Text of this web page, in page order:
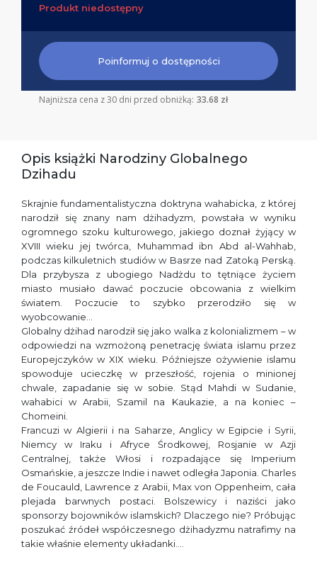
Produkt niedostępny
Poinformuj o dostępności
Najniższa cena z 30 dni przed obniżką: 33.68 zł
Opis książki Narodziny Globalnego
Dzihadu
Skrajnie fundamentalistyczna doktryna wahabicka, z której
narodził się znany nam dżihadyzm, powstała w wyniku
ogromnego szoku kulturowego, jakiego doznał żyjący w
XVIII wieku jej twórca, Muhammad ibn Abd al-Wahhab,
podczas kilkuletnich studiów w Basrze nad Zatoką Perską.
Dla przybysza z ubogiego Nadżdu to tętniące życiem
miasto musiało dawać poczucie obcowania z wielkim
światem. Poczucie to szybko przerodziło się w
wyobcowanie…
Globalny dżihad narodził się jako walka z kolonializmem – w
odpowiedzi na wzmożoną penetrację świata islamu przez
Europejczyków w XIX wieku. Późniejsze ożywienie islamu
spowoduje ucieczkę w przeszłość, rojenia o minionej
chwale, zapadanie się w sobie. Stąd Mahdi w Sudanie,
wahabici w Arabii, Szamil na Kaukazie, a na koniec –
Chomeini.
Francuzi w Algierii i na Saharze, Anglicy w Egipcie i Syrii,
Niemcy w Iraku i Afryce Środkowej, Rosjanie w Azji
Centralnej, także Włosi i rozpadające się Imperium
Osmańskie, a jeszcze Indie i nawet odległa Japonia. Charles
de Foucauld, Lawrence z Arabii, Max von Oppenheim, cała
plejada barwnych postaci. Bolszewicy i naziści jako
sponsorzy bojowników islamskich? Dlaczego nie? Próbując
poszukać źródeł współczesnego dżihadyzmu natrafimy na
takie właśnie elementy układanki….